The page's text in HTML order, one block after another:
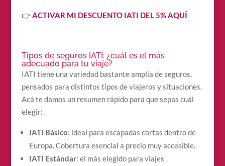
👉ACTIVAR MI DESCUENTO IATI DEL 5% AQUÍ
Tipos de seguros IATI: ¿cuál es el más
adecuado para tu viaje?
IATI tiene una variedad bastante amplia de seguros,
pensados para distintos tipos de viajeros y situaciones.
Acá te damos un resumen rápido para que sepas cuál
elegir:
IATI Básico: ideal para escapadas cortas dentro de
Europa. Cobertura esencial a precio muy accesible.
IATI Estándar: el más elegido para viajes